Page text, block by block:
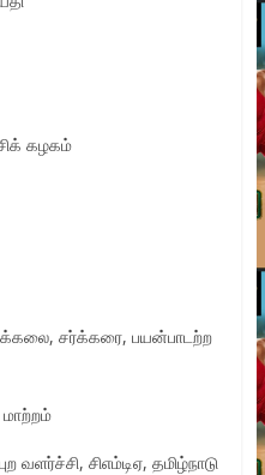
கழகம்
சர்க்கரை, பயன்பாடற்ற
மாற்றம்
வளர்ச்சி, சிஎம்டிஏ, தமிழ்நாடு